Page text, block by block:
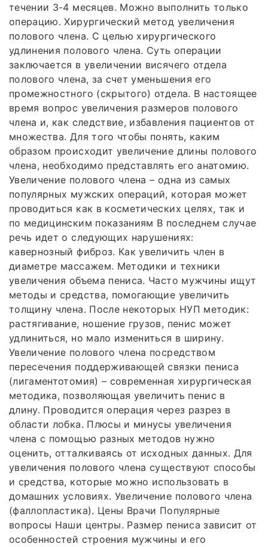
течении 3-4 месяцев. Можно выполнить только
операцию. Хирургический метод увеличения
полового члена. С целью хирургического
удлинения полового члена. Суть операции
заключается в увеличении висячего отдела
полового члена, за счет уменьшения его
промежностного (скрытого) отдела. В настоящее
время вопрос увеличения размеров полового
члена и, как следствие, избавления пациентов от
множества. Для того чтобы понять, каким
образом происходит увеличение длины полового
члена, необходимо представлять его анатомию.
Увеличение полового члена – одна из самых
популярных мужских операций, которая может
проводиться как в косметических целях, так и
по медицинским показаниям В последнем случае
речь идет о следующих нарушениях:
кавернозный фиброз. Как увеличить член в
диаметре массажем. Методики и техники
увеличения объема пениса. Часто мужчины ищут
методы и средства, помогающие увеличить
толщину члена. После некоторых НУП методик:
растягивание, ношение грузов, пенис может
удлиниться, но мало измениться в ширину.
Увеличение полового члена посредством
пересечения поддерживающей связки пениса
(лигаментотомия) – современная хирургическая
методика, позволяющая увеличить пенис в
длину. Проводится операция через разрез в
области лобка. Плюсы и минусы увеличения
члена с помощью разных методов нужно
оценить, отталкиваясь от исходных данных. Для
увеличения полового члена существуют способы
и средства, которые можно использовать в
домашних условиях. Увеличение полового члена
(фаллопластика). Цены Врачи Популярные
вопросы Наши центры. Размер пениса зависит от
особенностей строения мужчины и его